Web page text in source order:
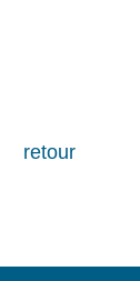
retour